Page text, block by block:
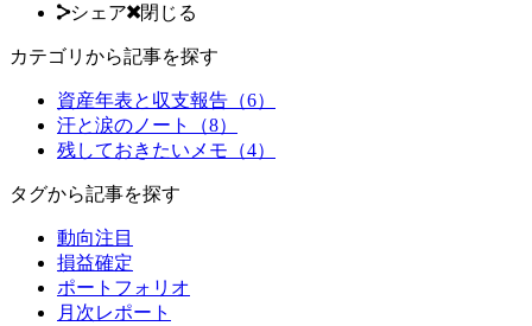
シェア
閉じる
カテゴリから記事を探す
資産年表と収支報告（6）
汗と涙のノート（8）
残しておきたいメモ（4）
タグから記事を探す
動向注目
損益確定
ポートフォリオ
月次レポート